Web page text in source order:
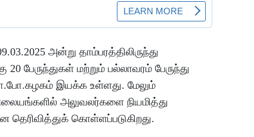
அன்று தாம்பரத்திலிருந்து
20 பேருந்துகள் மற்றும் பல்லாவரம் பேருந்து
மா.போ.கழகம் இயக்க உள்ளது. மேலும்
அலுவலர்களை நியமித்து
கொள்ளப்படுகிறது.